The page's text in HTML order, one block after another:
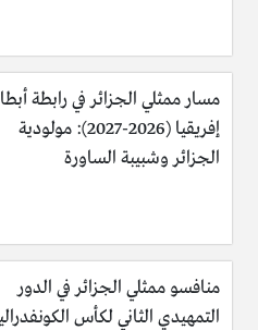
مسار ممثلي الجزائر في رابطة
إفريقيا (2026-2027): مولودية
الجزائر وشبيبة الساورة
منافسو ممثلي الجزائر في الدور
التمهيدي الثاني لكأس